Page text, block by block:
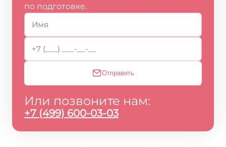
по подготовке.
Отправить
Или позвоните нам:
+7 (499) 600-03-03